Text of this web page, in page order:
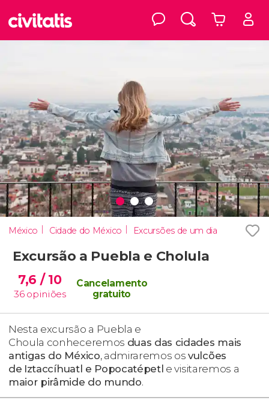
México Cidade do México Excursões de um dia
Excursão a Puebla e Cholula
7,6 / 10
36 opiniões
Cancelamento
gratuito
Nesta excursão a Puebla e
Choula conheceremos duas das cidades mais
antigas do México, admiraremos osvulcões
de Iztaccíhuatl e Popocatépetl e visitaremos a
maior pirâmide do mundo.